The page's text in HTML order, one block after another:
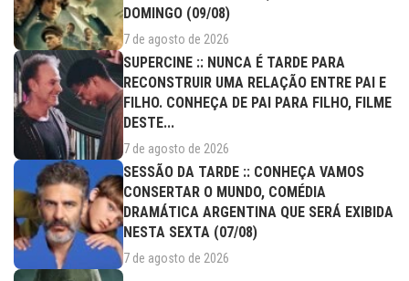
DOMINGO (09/08)
7 de agosto de 2026
SUPERCINE :: NUNCA É TARDE PARA
RECONSTRUIR UMA RELAÇÃO ENTRE PAI E
FILHO. CONHEÇA DE PAI PARA FILHO, FILME
DESTE...
7 de agosto de 2026
SESSÃO DA TARDE :: CONHEÇA VAMOS
CONSERTAR O MUNDO, COMÉDIA
DRAMÁTICA ARGENTINA QUE SERÁ EXIBIDA
NESTA SEXTA (07/08)
7 de agosto de 2026